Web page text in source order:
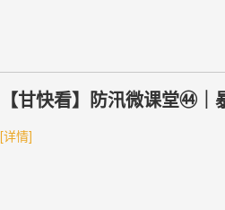
【甘快看】防汛微课堂㊹
[详情]